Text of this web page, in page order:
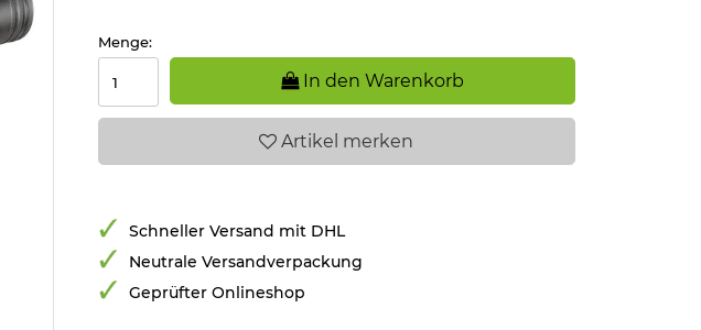
Menge:
In den Warenkorb
Artikel merken
Schneller Versand mit DHL
Neutrale Versandverpackung
Geprüfter Onlineshop